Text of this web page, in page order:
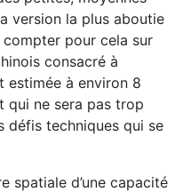
version la plus aboutie
pour cela sur
consacré à
estimée à environ 8
qui ne sera pas trop
défis techniques qui se
spatiale d’une capacité